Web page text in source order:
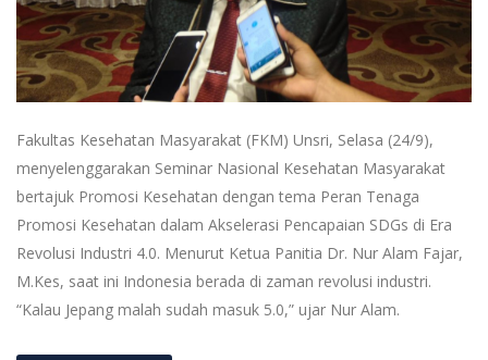
Fakultas Kesehatan Masyarakat (FKM) Unsri, Selasa (24/9),
menyelenggarakan Seminar Nasional Kesehatan Masyarakat
bertajuk Promosi Kesehatan dengan tema Peran Tenaga
Promosi Kesehatan dalam Akselerasi Pencapaian SDGs di Era
Revolusi Industri 4.0. Menurut Ketua Panitia Dr. Nur Alam Fajar,
M.Kes, saat ini Indonesia berada di zaman revolusi industri.
“Kalau Jepang malah sudah masuk 5.0,” ujar Nur Alam.